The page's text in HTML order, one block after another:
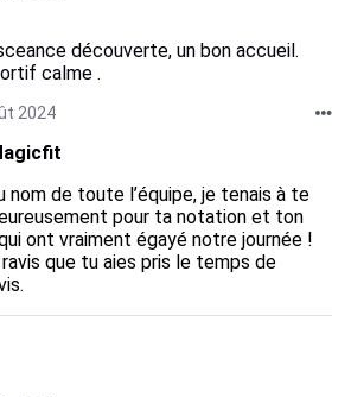
découverte, un bon accueil.
calme .
2024
nom de toute l’équipe, je tenais à te
pour ta notation et ton
ont vraiment égayé notre journée !
que tu aies pris le temps de